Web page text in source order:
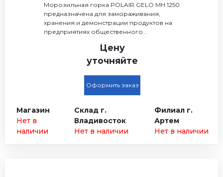
Морозильная горка POLAIR GELO MH 1250
предназначена для замораживания,
хранения и демонстрации продуктов на
предприятиях общественного...
Цену
уточняйте
Оформить заказ
Магазин
Нет в
наличии
Склад г.
Владивосток
Нет в наличии
Филиал г.
Артем
Нет в наличии